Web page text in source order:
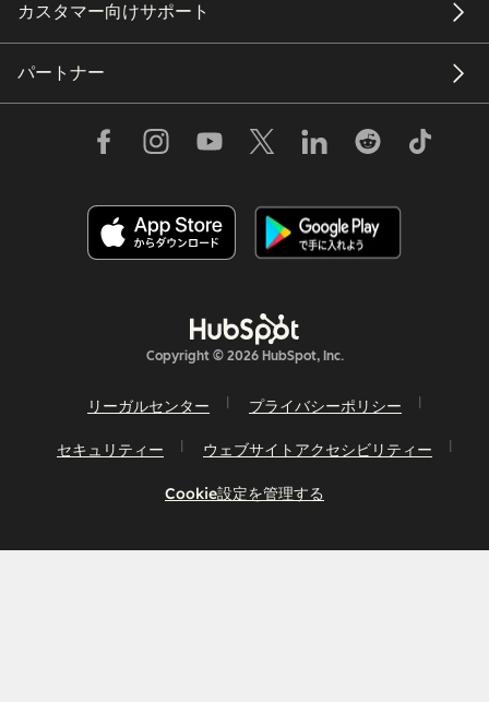
カスタマー向けサポート
パートナー
Copyright © 2026 HubSpot, Inc.
リーガルセンター プライバシーポリシー
セキュリティー ウェブサイトアクセシビリティー
Cookie設定を管理する